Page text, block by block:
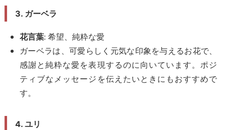
3. ガーベラ
花言葉: 希望、純粋な愛
ガーベラは、可愛らしく元気な印象を与えるお花で、
感謝と純粋な愛を表現するのに向いています。ポジ
ティブなメッセージを伝えたいときにもおすすめで
す。
4. ユリ